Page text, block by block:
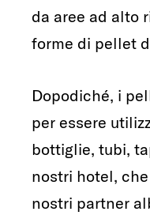
da aree ad alto
forme di pellet
Dopodiché, i
per essere
bottiglie, tubi,
nostri hotel,
nostri partner